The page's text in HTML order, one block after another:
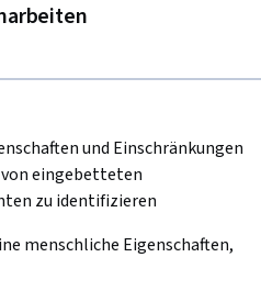
und Einschränkungen
eingebetteten
zu identifizieren
menschliche Eigenschaften,